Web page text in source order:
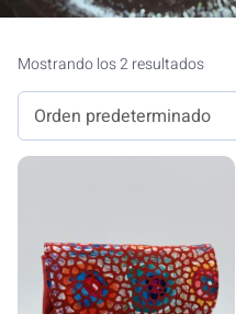
Mostrando los 2 resultados